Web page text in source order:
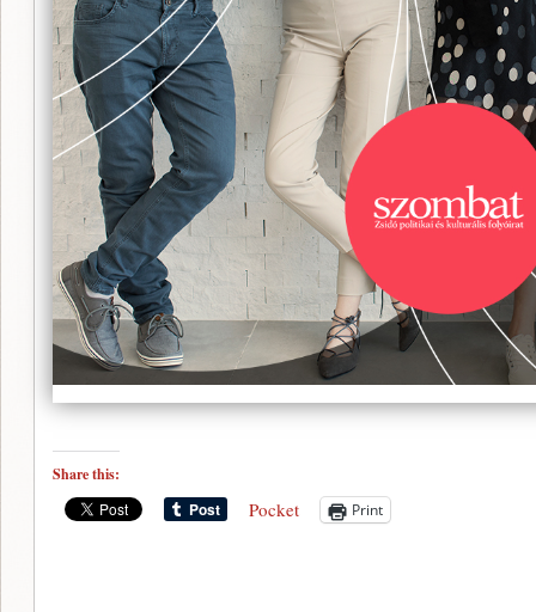
Share this:
Pocket Print